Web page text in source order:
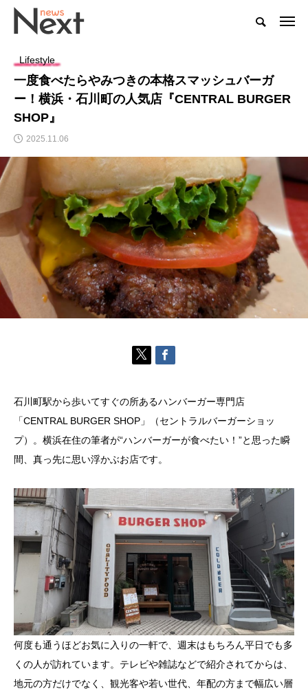
Lifestyle
一度食べたらやみつきの本格スマッシュバーガ
ー！横浜・石川町の人気店『CENTRAL BURGER
SHOP』
2025.11.06
石川町駅から歩いてすぐの所あるハンバーガー専門店
「CENTRAL BURGER SHOP」（セントラルバーガーショッ
プ）。横浜在住の筆者が“ハンバーガーが食べたい！”と思った瞬
間、真っ先に思い浮かぶお店です。
何度も通うほどお気に入りの一軒で、週末はもちろん平日でも多
くの人が訪れています。テレビや雑誌などで紹介されてからは、
地元の方だけでなく、観光客や若い世代、年配の方まで幅広い層